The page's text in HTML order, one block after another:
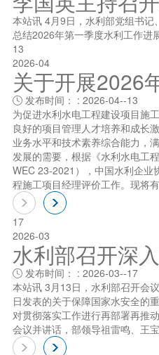
本站讯 4月9日，水利部党组书记
总结2026年第一季度水利工作进
13
2026-04
关于开展2026
发布时间： : 2026-04--13
为促进水利水电工程建设项目施
良好的项目管理人才培养和成长
业务水平和技术素养综合能力，
发展的需要，根据《水利水电工
WEC 23-2021），中国水利企业
程施工项目经理评价工作。现将
17
2026-03
水利部召开深
发布时间： : 2026-03--17
本站讯 3月13日，水利部召开会
日发表的关于保障国家水安全的
对贯彻落实工作进行再部署再推
会议并讲话，部领导祖雷鸣、王